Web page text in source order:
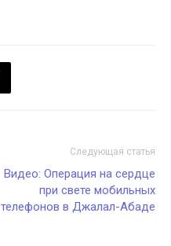
Следующая статья
Видео: Операция на сердце
при свете мобильных
телефонов в Джалал-Абаде